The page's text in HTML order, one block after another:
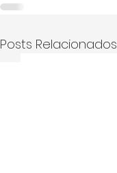
Posts Relacionados